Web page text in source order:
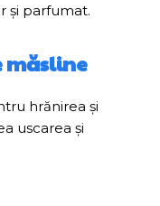
și parfumat.
măsline
hrănirea și
uscarea și